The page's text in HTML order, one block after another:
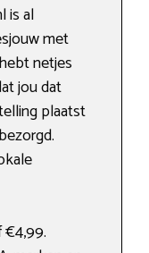
is al
met
netjes
jou dat
plaatst
€4,99.